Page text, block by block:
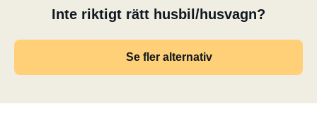
Inte riktigt rätt husbil/husvagn?
Se fler alternativ